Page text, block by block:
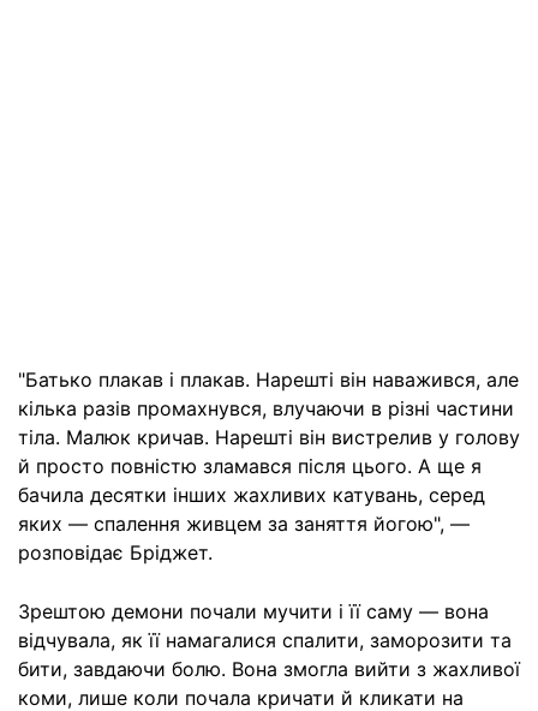
"Батько плакав і плакав. Нарешті він наважився, але
кілька разів промахнувся, влучаючи в різні частини
тіла. Малюк кричав. Нарешті він вистрелив у голову
й просто повністю зламався після цього. А ще я
бачила десятки інших жахливих катувань, серед
яких — спалення живцем за заняття йогою", —
розповідає Бріджет.
Зрештою демони почали мучити і її саму — вона
відчувала, як її намагалися спалити, заморозити та
бити, завдаючи болю. Вона змогла вийти з жахливої
коми, лише коли почала кричати й кликати на